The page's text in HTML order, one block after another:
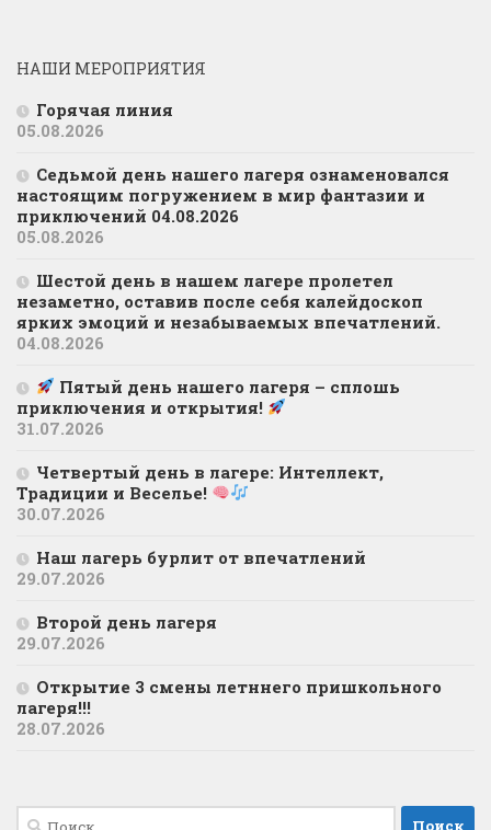
НАШИ МЕРОПРИЯТИЯ
Горячая линия
05.08.2026
Седьмой день нашего лагеря ознаменовался
настоящим погружением в мир фантазии и
приключений 04.08.2026
05.08.2026
Шестой день в нашем лагере пролетел
незаметно, оставив после себя калейдоскоп
ярких эмоций и незабываемых впечатлений.
04.08.2026
Пятый день нашего лагеря – сплошь
приключения и открытия!
31.07.2026
Четвертый день в лагере: Интеллект,
Традиции и Веселье!
30.07.2026
Наш лагерь бурлит от впечатлений
29.07.2026
Второй день лагеря
29.07.2026
Открытие 3 смены летннего пришкольного
лагеря!!!
28.07.2026
Найти: